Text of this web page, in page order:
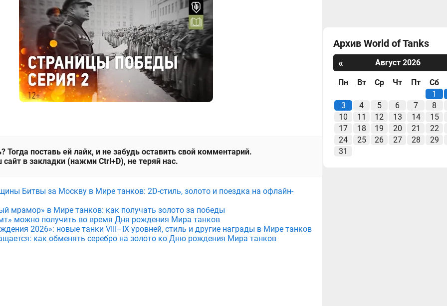
Тогда поставь ей лайк, и не забудь оставить свой комментарий.
в закладки (нажми Ctrl+D), не теряй нас.
Битвы за Москву в Мире танков: 2D-стиль, золото и поездка на офлайн-
мрамор» в Мире танков: как получать золото за победы
можно получить во время Дня рождения Мира танков
2026»: новые танки VIII–IX уровней, стиль и другие награды в Мире танков
как обменять серебро на золото ко Дню рождения Мира танков
Архив World of Tanks
«
Август 2026
Пн Вт Ср Чт Пт
Сб
1
3
4 5 6 7
8
10
11 12 13 14
15
17
18 19 20 21
22
24
25 26 27 28
29
31